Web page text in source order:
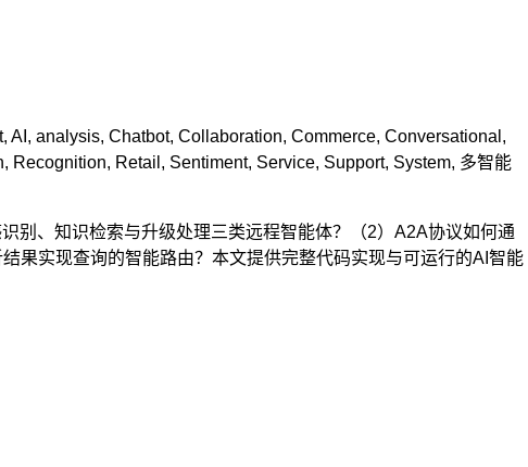
, AI , analysis, Chatbot, Collaboration, Commerce, Conversational ,
, Recognition, Retail , Sentiment, Service, Support, System, 多智能
别、知识检索与升级处理三类远程智能体？（2）A2A协议如何通
果实现查询的智能路由？本文提供完整代码实现与可运行的AI智能